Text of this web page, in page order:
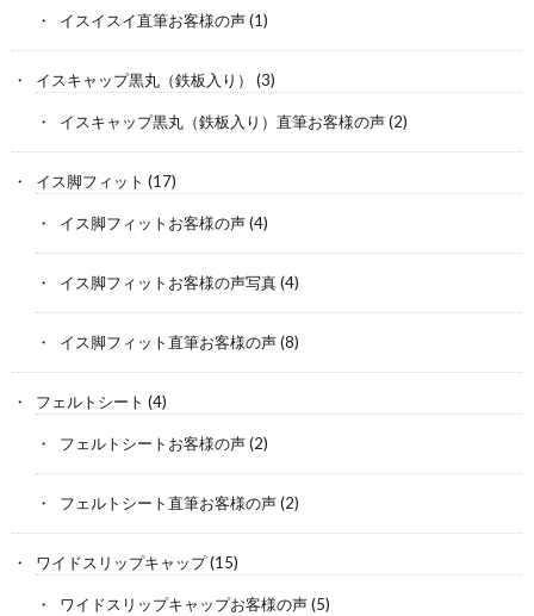
イスイスイ直筆お客様の声(1)
イスキャップ黒丸（鉄板入り） (3)
イスキャップ黒丸（鉄板入り）直筆お客様の声(2)
イス脚フィット (17)
イス脚フィットお客様の声(4)
イス脚フィットお客様の声写真(4)
イス脚フィット直筆お客様の声(8)
フェルトシート (4)
フェルトシートお客様の声(2)
フェルトシート直筆お客様の声(2)
ワイドスリップキャップ(15)
ワイドスリップキャップお客様の声(5)